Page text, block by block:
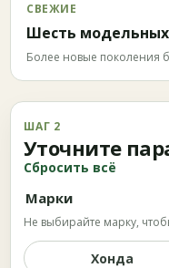
СВЕЖИЕ
Шесть
Более новые поколения
ШАГ 2
Уточните
Сбросить всё
Марки
Не выбирайте марку,
Хонда